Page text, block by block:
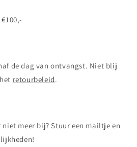
de dag van ontvangst. Niet blij
retourbeleid.
meer bij? Stuur een mailtje en